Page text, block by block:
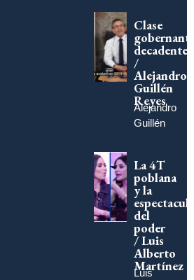
Clase
decadente
/
Alejandro
Guillén
Reyes
Alejandro
Guillén
La 4T
poblana
y la
del
poder
/ Luis
Alberto
Martínez
Luis